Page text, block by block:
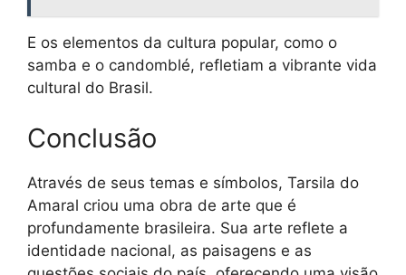
E os elementos da cultura popular, como o
samba e o candomblé, refletiam a vibrante vida
cultural do Brasil.
Conclusão
Através de seus temas e símbolos, Tarsila do
Amaral criou uma obra de arte que é
profundamente brasileira. Sua arte reflete a
identidade nacional, as paisagens e as